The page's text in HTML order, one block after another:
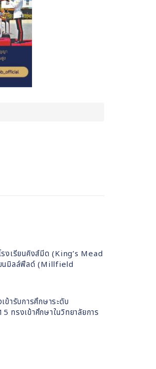
งเรียนคิงส์มีด (King’s Mead
ยนมิลล์ฟีลด์ (Millfield
ารับการศึกษาระดับ
รงเข้าศึกษาในวิทยาลัยการ